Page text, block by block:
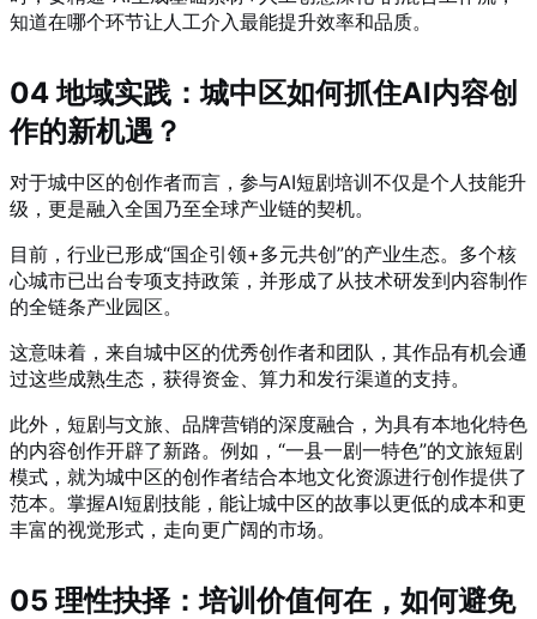
知道在哪个环节让人工介入最能提升效率和品质。
04 地域实践：城中区如何抓住AI内容创
作的新机遇？
对于城中区的创作者而言，参与AI短剧培训不仅是个人技能升
级，更是融入全国乃至全球产业链的契机。
目前，行业已形成“国企引领+多元共创”的产业生态。多个核
心城市已出台专项支持政策，并形成了从技术研发到内容制作
的全链条产业园区。
这意味着，来自城中区的优秀创作者和团队，其作品有机会通
过这些成熟生态，获得资金、算力和发行渠道的支持。
此外，短剧与文旅、品牌营销的深度融合，为具有本地化特色
的内容创作开辟了新路。例如，“一县一剧一特色”的文旅短剧
模式，就为城中区的创作者结合本地文化资源进行创作提供了
范本。掌握AI短剧技能，能让城中区的故事以更低的成本和更
丰富的视觉形式，走向更广阔的市场。
05 理性抉择：培训价值何在，如何避免